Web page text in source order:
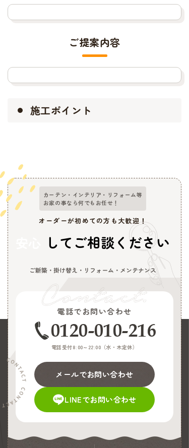
ご提案内容
施工ポイント
カーテン・インテリア・リフォーム等
お家の事なら何でもお任せ！
オーダーが初めての方も大歓迎！
してご相談ください
ご新築・掛け替え・リフォーム・メンテナンス
電話でお問い合わせ
0120-010-216
電話受付8:00～22:00（水・木定休）
メールでお問い合わせ
LINEでお問い合わせ